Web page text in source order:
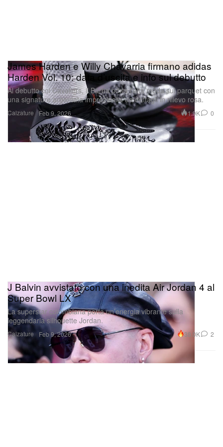
Calzature
James Harden e Willy Chavarria firmano adidas
Harden Vol. 10: data d’uscita e info sul debutto
Al debutto coi Cavaliers, il Barba porta l’alta moda sul parquet con
una signature argentata impreziosita da dettagli in rilievo rosa.
Feb 9, 2026 1.9K 0
Calzature
J Balvin avvistato con una inedita Air Jordan 4 al
Super Bowl LX
La superstar colombiana porta un’energia vibrante sulla
leggendaria silhouette Jordan.
Feb 9, 2026 38.0K 2